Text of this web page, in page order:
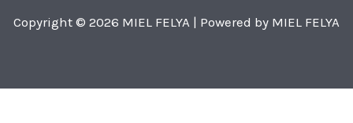
Copyright © 2026 MIEL FELYA | Powered by MIEL FELYA